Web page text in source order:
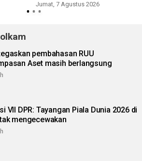
Jumat, 7 Agustus 2026
pembahasan RUU
Aset masih berlangsung
VII DPR: Tayangan Piala Dunia 2026 di
mengecewakan